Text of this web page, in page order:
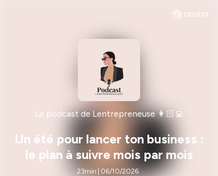
Le podcast de Lentrepreneuse 👩🏻‍💻
Un été pour lancer ton business :
le plan à suivre mois par mois
23min | 06/10/2026